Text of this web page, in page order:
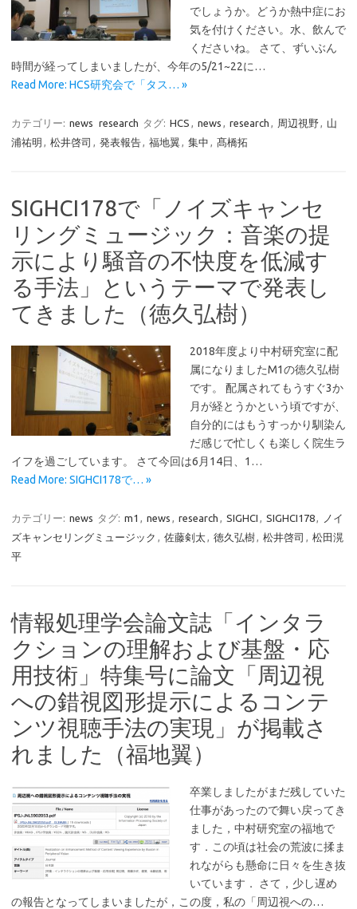
でしょうか。どうか熱中症にお
気を付けください。水、飲んで
くださいね。 さて、ずいぶん
時間が経ってしまいましたが、今年の5/21~22に…
Read More: HCS研究会で「タス… »
カテゴリー: news research タグ: HCS , news , research , 周辺視野, 山
浦祐明 , 松井啓司 , 発表報告, 福地翼 , 集中 , 髙橋拓
SIGHCI178で「ノイズキャンセ
リングミュージック：音楽の提
示により騒音の不快度を低減す
る手法」というテーマで発表し
てきました（徳久弘樹）
2018年度より中村研究室に配
属になりましたM1の徳久弘樹
です。 配属されてもうすぐ3か
月が経とうかという頃ですが、
自分的にはもうすっかり馴染ん
だ感じで忙しくも楽しく院生ラ
イフを過ごしています。 さて今回は6月14日、1…
Read More: SIGHCI178で… »
カテゴリー: news タグ: m1 , news , research , SIGHCI , SIGHCI178,
ノイ
ズキャンセリングミュージック , 佐藤剣太, 徳久弘樹, 松井啓司 , 松田滉
平
情報処理学会論文誌「インタラ
クションの理解および基盤・応
用技術」特集号に論文「周辺視
への錯視図形提示によるコンテ
ンツ視聴手法の実現」が掲載さ
れました（福地翼）
卒業しましたがまだ残していた
仕事があったので舞い戻ってき
ました，中村研究室の福地で
す．この頃は社会の荒波に揉ま
れながらも懸命に日々を生き抜
いています． さて，少し遅め
の報告となってしまいましたが，この度，私の「周辺視への…